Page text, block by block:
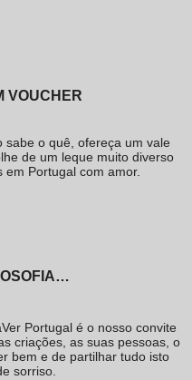
VOUCHER
sabe o quê, ofereça um vale
de um leque muito diverso
Portugal com amor.
Portugal é o nosso convite
criações, as suas pessoas, o
bem e de partilhar tudo isto
sorriso.